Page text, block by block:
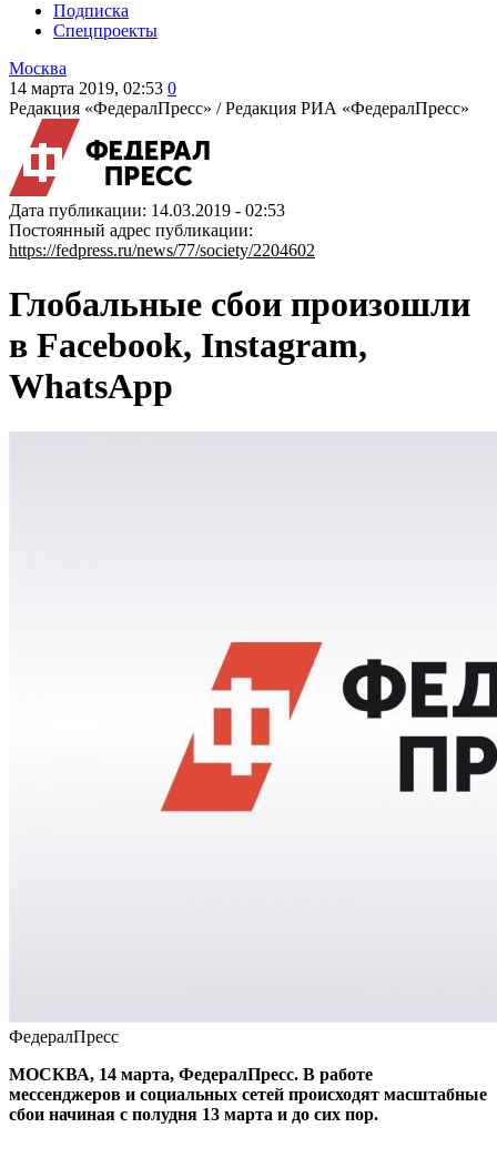
Подписка
Спецпроекты
Москва
14 марта 2019, 02:53 0
Редакция «ФедералПресс» /Редакция РИА «ФедералПресс»
Дата публикации: 14.03.2019 - 02:53
Постоянный адрес публикации:
https://fedpress.ru/news/77/society/2204602
Глобальные сбои произошли
в Facebook, Instagram,
WhatsApp
ФедералПресс
МОСКВА, 14 марта, ФедералПресс. В работе
мессенджеров и социальных сетей происходят масштабные
сбои начиная с полудня 13 марта и до сих пор.